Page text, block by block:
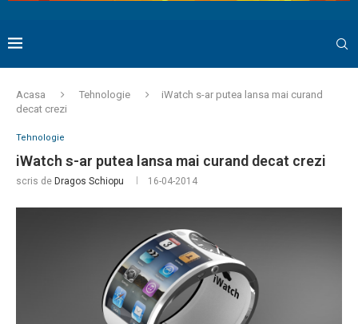
Acasa Tehnologie
iWatch s-ar putea lansa mai curand
decat crezi
Tehnologie
iWatch s-ar putea lansa mai curand decat crezi
scris de Dragos Schiopu 16-04-2014